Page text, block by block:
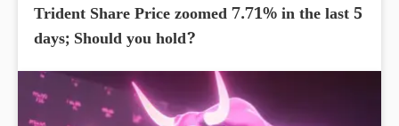
Trident Share Price zoomed 7.71% in the last 5
days; Should you hold?